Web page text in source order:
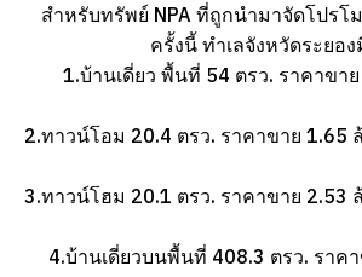
สำหรับทรัพย์ NPA ที่ถูกนำมาจัดโปร
ครั้งนี้ ทำเลจังหวัดระยอ
1.บ้านเดี่ยว พื้นที่ 54 ตรว. ราคาขา
2.ทาวน์โอม 20.4 ตรว. ราคาขาย 1.65
3.ทาวน์โฮม 20.1 ตรว. ราคาขาย 2.53
4.บ้านเดี่ยวบนพื้นที่ 408.3 ตรว. ราค